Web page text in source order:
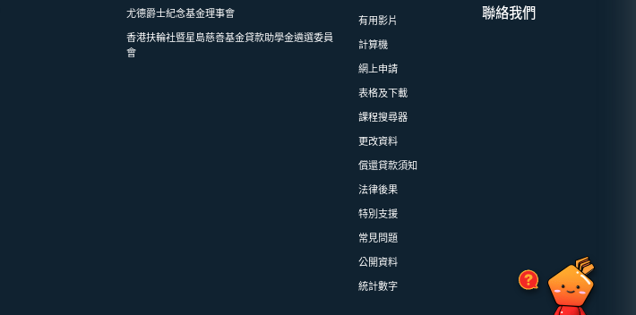
尤德爵士紀念基金理事會
香港扶輪社暨星島慈善基金貸款助學金遴選委員
會
有用影片
計算機
網上申請
表格及下載
課程搜尋器
更改資料
償還貸款須知
法律後果
特別支援
常見問題
公開資料
統計數字
聯絡我們